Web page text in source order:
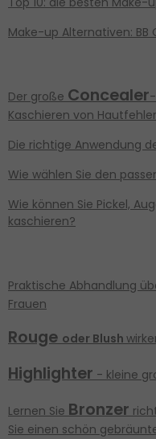
Make-up Alternativen:
Der große Concealer
Kaschieren von
Die richtige Anwendung
Wie wählen Sie den
Wie können Sie Pickel,
kaschieren?
Praktische Abhandlung
Frauen
Rouge oder Blush
Highlighter - kleine
Lernen Sie Bronzer
Sie einen schön